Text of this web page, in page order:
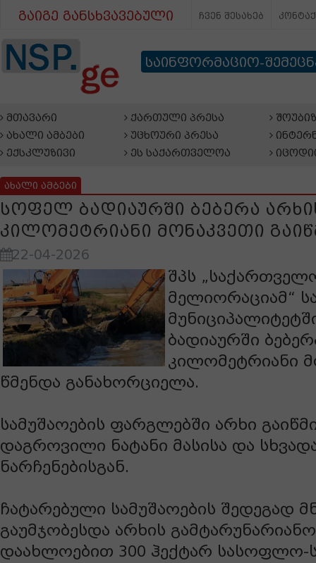
გაიგე განსხვავებული ჩვენ შესახებ
საინფორმაციო-
მთავარი
ახალი ამბები
ექსკლუზივი
ქართული პრესა
უცხოური პრესა
ეს საქართველოა
ახალი ამბები
სოფელ ბადიაურში ბებერა
კილომეტრიანი მონაკვეთი
22-04-2026
შპს
მელიორაციამ“
ბადიაურში
კილომეტრიანი
წმენდა განახორციელა.
სამუშაოების ფარგლებში არხი
დაგროვილი ნატანი მასისა და
ნარჩენებისგან.
ჩატარებული სამუშაოების შედეგად
გაუმჯობესდა არხის
დაახლოებით 300 ჰექტარ სასოფლო-